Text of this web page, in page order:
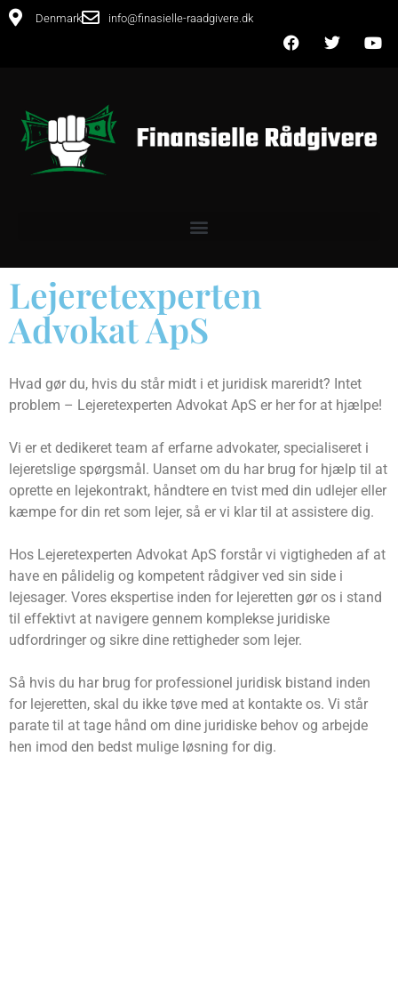
Denmark info@finasielle-raadgivere.dk
Lejeretexperten
Advokat ApS
Hvad gør du, hvis du står midt i et juridisk mareridt? Intet
problem – Lejeretexperten Advokat ApS er her for at hjælpe!
Vi er et dedikeret team af erfarne advokater, specialiseret i
lejeretslige spørgsmål. Uanset om du har brug for hjælp til at
oprette en lejekontrakt, håndtere en tvist med din udlejer eller
kæmpe for din ret som lejer, så er vi klar til at assistere dig.
Hos Lejeretexperten Advokat ApS forstår vi vigtigheden af at
have en pålidelig og kompetent rådgiver ved sin side i
lejesager. Vores ekspertise inden for lejeretten gør os i stand
til effektivt at navigere gennem komplekse juridiske
udfordringer og sikre dine rettigheder som lejer.
Så hvis du har brug for professionel juridisk bistand inden
for lejeretten, skal du ikke tøve med at kontakte os. Vi står
parate til at tage hånd om dine juridiske behov og arbejde
hen imod den bedst mulige løsning for dig.